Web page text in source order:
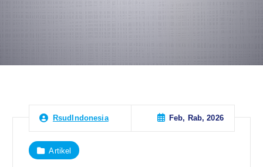
RsudIndonesia Feb, Rab, 2026
Artikel